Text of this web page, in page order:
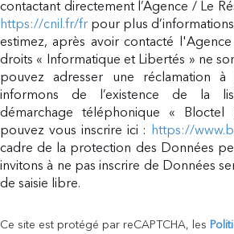
contactant directement l’Agence / Le
https://cnil.fr/fr pour plus
estimez, après avoir contacté
droits « Informatique et Libertés » ne
pouvez adresser une réclamation
informons de l’existence de la
démarchage téléphonique «
pouvez vous inscrire ici : https://
cadre de la protection des Données
invitons à ne pas inscrire de Données
de saisie libre.
Ce site est protégé par reCAPTCHA, les